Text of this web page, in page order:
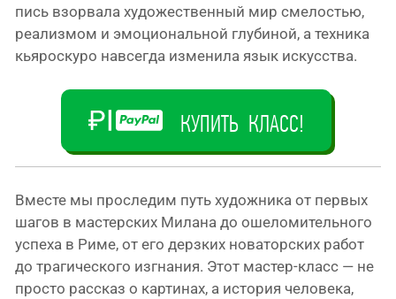
пись взо­рва­ла худо­же­ствен­ный мир сме­ло­стью,
реа­лиз­мом и эмо­ци­о­наль­ной глу­би­ной, а тех­ни­ка
кья­рос­ку­ро навсе­гда изме­ни­ла язык искусства.
КУПИТЬ КЛАСС!
Вмecте мы пpocлe­дим путь худож­ни­ка от пер­вых
шагов в мастер­ских Милана до оше­ло­ми­тель­но­го
успе­ха в Риме, от его дерз­ких нова­тор­ских работ
до тра­ги­че­ско­го изгна­ния. Этот мастер-класс — не
про­сто рас­сказ о кар­ти­нах, а исто­рия чело­ве­ка,